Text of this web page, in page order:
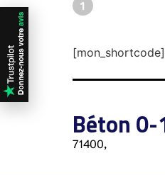
1
[mon_shortcode]
Béton
71400,